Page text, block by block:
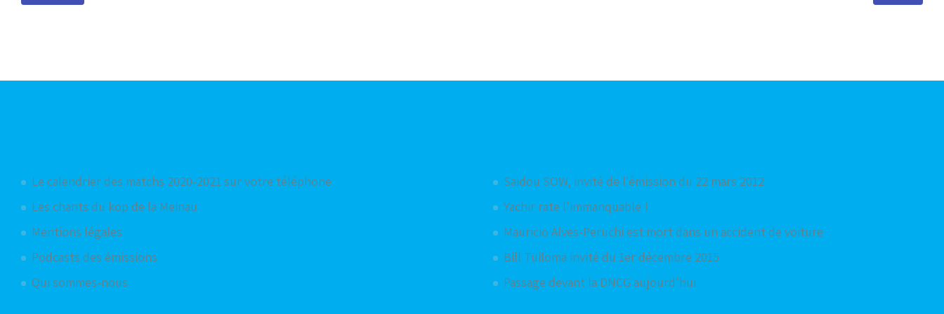
Le calendrier des matchs 2020-2021 sur votre téléphone
Les chants du kop de la Meinau
Mentions légales
Podcasts des émissions
Qui sommes-nous
Saidou SOW, invité de l'émission du 22 mars 2012
Yachir rate l'immanquable !
Mauricio Alves-Peruchi est mort dans un accident de voiture
Bill Tuiloma invité du 1er décembre 2015
Passage devant la DNCG aujourd'hui